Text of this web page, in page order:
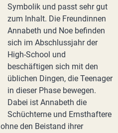
Symbolik und passt sehr gut
zum Inhalt. Die Freundinnen
Annabeth und Noe befinden
sich im Abschlussjahr der
High-School und
beschäftigen sich mit den
üblichen Dingen, die Teenager
in dieser Phase bewegen.
Dabei ist Annabeth die
Schüchterne und Ernsthaftere
den Beistand ihrer